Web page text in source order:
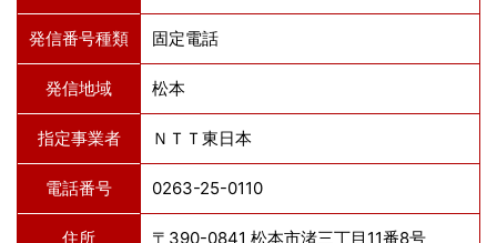
発信番号種類 固定電話
発信地域 松本
指定事業者 ＮＴＴ東日本
電話番号 0263-25-0110
住所 〒390-0841 松本市渚三丁目11番8号